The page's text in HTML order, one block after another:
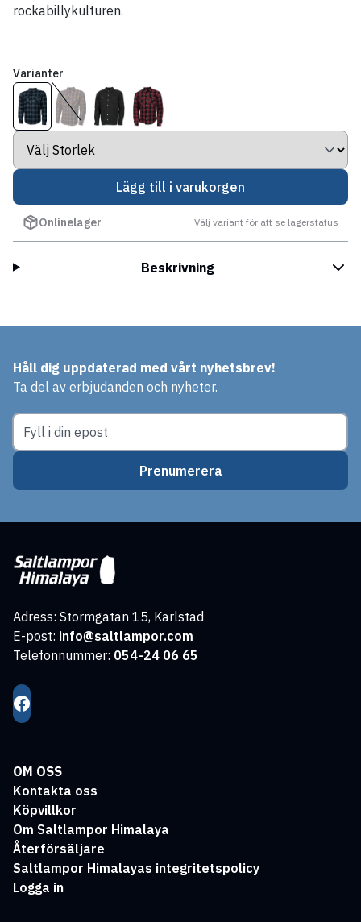
rockabillykulturen.
Varianter
Lägg till i varukorgen
Onlinelager Välj variant för att se lagerstatus
Beskrivning
Håll dig uppdaterad med vårt nyhetsbrev!
Ta del av erbjudanden och nyheter.
Prenumerera
Adress: Stormgatan 15, Karlstad
E-post: info@saltlampor.com
Telefonnummer: 054-24 06 65
OM OSS
Kontakta oss
Köpvillkor
Om Saltlampor Himalaya
Återförsäljare
Saltlampor Himalayas integritetspolicy
Logga in